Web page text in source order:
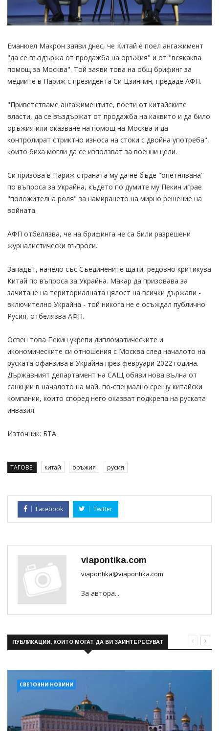
Еманюел Макрон заяви днес, че Китай е поел ангажимент
"да се въздържа от продажба на оръжия" и от "всякаква
помощ за Москва". Той заяви това на общ брифинг за
медиите в Париж с президента Си Цзинпин, предаде АФП.
"Приветстваме ангажиментите, поети от китайските
власти, да се въздържат от продажба на каквито и да било
оръжия или оказване на помощ на Москва и да
контролират стриктно износа на стоки с двойна употреба",
които биха могли да се използват за военни цели.
Си призова в Париж страната му да не бъде "опетнявана"
по въпроса за Украйна, където по думите му Пекин играе
"положителна роля" за намирането на мирно решение на
войната.
АФП отбелязва, че на брифинга не са били разрешени
журналистически въпроси.
Западът, начело със Съединените щати, редовно критикува
Китай по въпроса за Украйна. Макар да призовава за
зачитане на териториалната цялост на всички държави -
включително Украйна - той никога не е осъждал публично
Русия, отбелязва АФП.
Освен това Пекин укрепи дипломатическите и
икономическите си отношения с Москва след началото на
руската офанзива в Украйна през февруари 2022 година.
Държавният департамент на САЩ обяви нова вълна от
санкции в началото на май, по-специално срещу китайски
компании, които според него оказват подкрепа на руската
инвазия.
Източник: БТА
ТАГОВЕ: китай оръжия русия
Facebook Twitter
viapontika.com
viapontika@viapontika.com
За автора...
ПУБЛИКАЦИИ, КОИТО МОГАТ ДА ВИ ЗАИНТЕРЕСУВАТ
СВЕТОВНИ НОВИНИ